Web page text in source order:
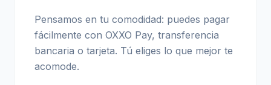
Pensamos en tu comodidad: puedes pagar
fácilmente con OXXO Pay, transferencia
bancaria o tarjeta. Tú eliges lo que mejor te
acomode.